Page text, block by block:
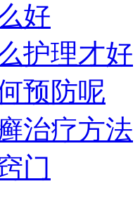
好
护理才好
预防呢
治疗方法
门